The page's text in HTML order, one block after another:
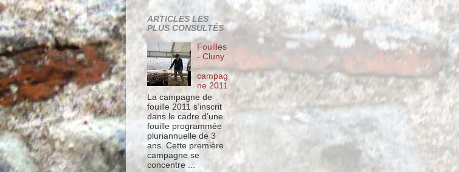
ARTICLES LES
PLUS CONSULTÉS
Fouilles
- Cluny
:
campag
ne 2011
La campagne de
fouille 2011 s’inscrit
dans le cadre d’une
fouille programmée
pluriannuelle de 3
ans. Cette première
campagne se
concentre ...